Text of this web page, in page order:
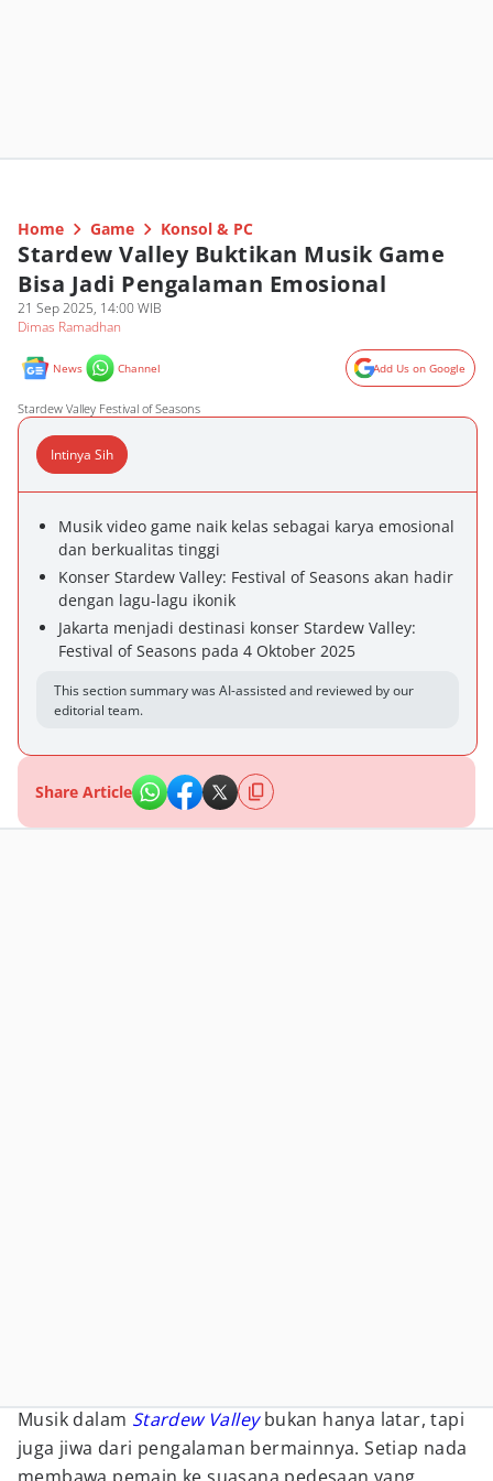
Home Game Konsol & PC
Stardew Valley Buktikan Musik Game
Bisa Jadi Pengalaman Emosional
21 Sep 2025, 14:00 WIB
Dimas Ramadhan
News Channel Add Us on Google
Stardew Valley Festival of Seasons
Intinya Sih
Musik video game naik kelas sebagai karya emosional
dan berkualitas tinggi
Konser Stardew Valley: Festival of Seasons akan hadir
dengan lagu-lagu ikonik
Jakarta menjadi destinasi konser Stardew Valley:
Festival of Seasons pada 4 Oktober 2025
This section summary was AI-assisted and reviewed by our
editorial team.
Share Article
Musik dalam Stardew Valleybukan hanya latar, tapi
juga jiwa dari pengalaman bermainnya. Setiap nada